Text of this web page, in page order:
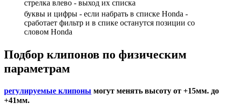
cтрелка влево - выход их списка
буквы и цифры - если набрать в списке Honda -
сработает фильтр и в спике останутся позиции со
словом Honda
Подбор клипонов по физическим
параметрам
регулируемые клипоны могут менять высоту от +15мм. до
+41мм.